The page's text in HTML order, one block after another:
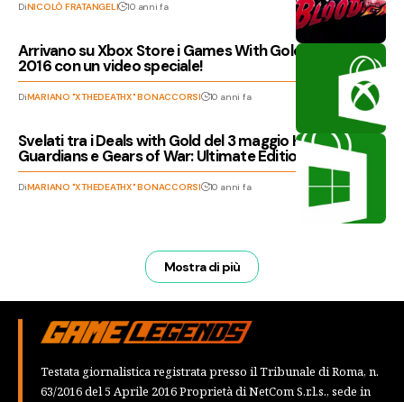
DiNICOLÒ FRATANGELI 10 anni fa
Arrivano su Xbox Store i Games With Gold di maggio
2016 con un video speciale!
DiMARIANO "XTHEDEATHX" BONACCORSI 10 anni fa
Svelati tra i Deals with Gold del 3 maggio Halo 5:
Guardians e Gears of War: Ultimate Edition
DiMARIANO "XTHEDEATHX" BONACCORSI 10 anni fa
Mostra di più
Testata giornalistica registrata presso il Tribunale di Roma, n.
63/2016 del 5 Aprile 2016 Proprietà di NetCom S.r.l.s., sede in